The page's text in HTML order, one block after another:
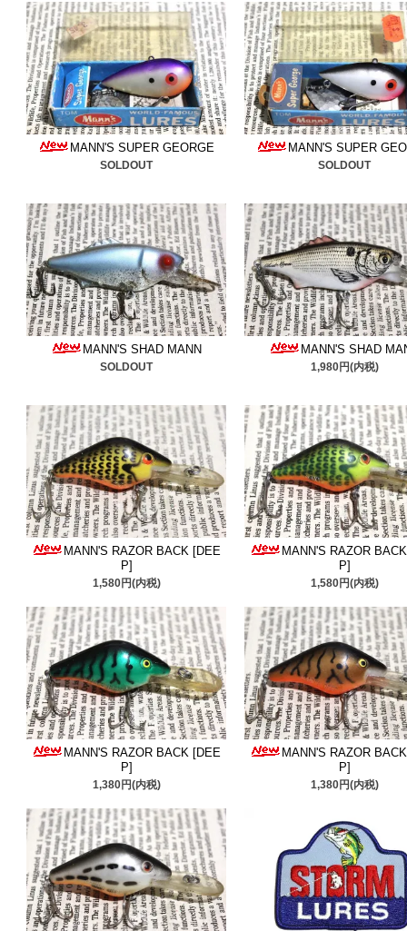
■2025/12/3ボックス入り
ました。是非ご検討くださ
■2025/11/25ストームのマ
ドワーム追加しました。ど
非ご検討ください。
■2025/11/21コーデル＆ノ
検討ください。
■2025/11/11マンズ＆スミ
ックスp9追加しました。
■2025/11/5レーベル＆フ
■2025/10/29 箱入りヘドン
です、是非ご検討ください
■2025/10/22コーデル＆ヘ
も箱入りで状態良い物ばか
■2025/10/17
ウッズのドゥ
のルアーですがクオリテ
す、是非ご検討ください。
■2025/10/15アーボガスト
の良い物ばかりです是非ご
■2025/10/9ヘドン、パン
ャローマック 追加しました
討ください。
■2025/10/2コーデル＆ノ
ばかりです、是非ご検討く
MANN'S SUPER GEORGE
SOLDOUT
MANN'S SUPER
SOLDOUT
MANN'S SHAD MANN
SOLDOUT
MANN'S SHAD
1,980円(内税)
MANN'S RAZOR BACK [DEE
P]
1,580円(内税)
MANN'S RAZOR
P]
1,580円(内税)
MANN'S RAZOR BACK [DEE
P]
1,380円(内税)
MANN'S RAZOR
P]
1,380円(内税)